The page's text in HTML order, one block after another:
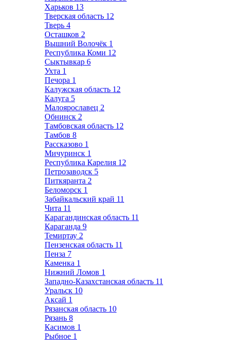
Харьков 13
Тверская область 12
Тверь 4
Осташков 2
Вышний Волочёк 1
Республика Коми 12
Сыктывкар 6
Ухта 1
Печора 1
Калужская область 12
Калуга 5
Малоярославец 2
Обнинск 2
Тамбовская область 12
Тамбов 8
Рассказово 1
Мичуринск 1
Республика Карелия 12
Петрозаводск 5
Питкяранта 2
Беломорск 1
Забайкальский край 11
Чита 11
Карагандинская область 11
Караганда 9
Темиртау 2
Пензенская область 11
Пенза 7
Каменка 1
Нижний Ломов 1
Западно-Казахстанская область 11
Уральск 10
Аксай 1
Рязанская область 10
Рязань 8
Касимов 1
Рыбное 1